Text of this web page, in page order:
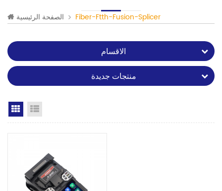
الصفحة الرئيسية Fiber-Ftth-Fusion-Splicer
الاقسام
منتجات جديدة
Grid View